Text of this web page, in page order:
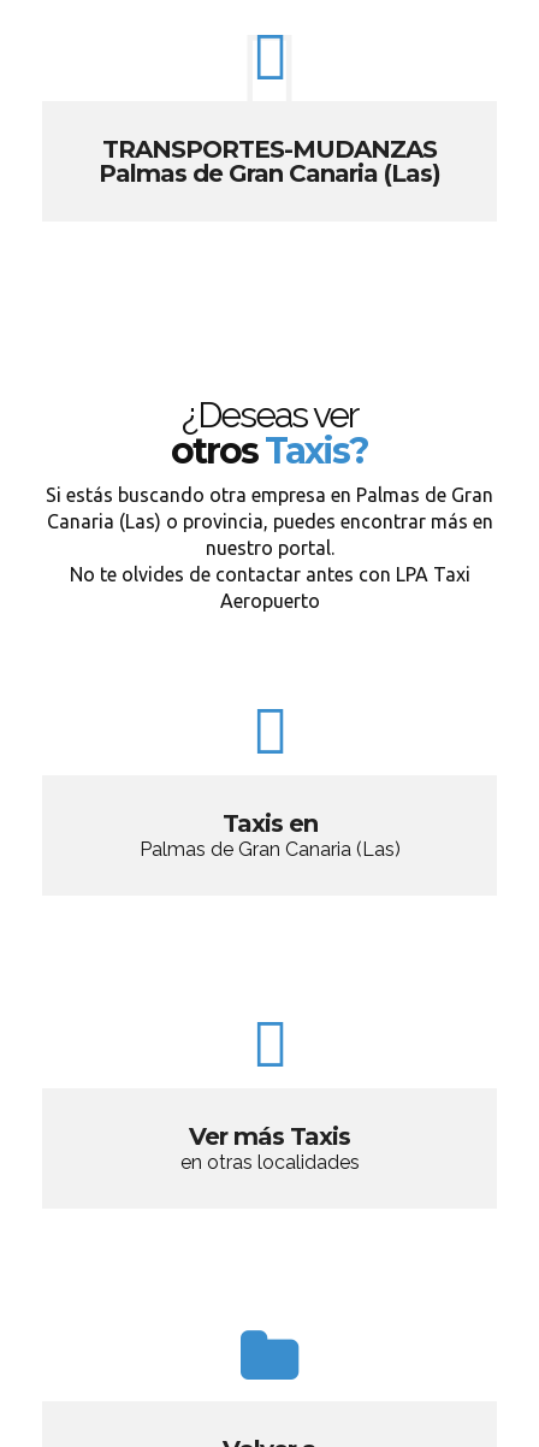
TRANSPORTES-MUDANZAS
Palmas de Gran Canaria (Las)
¿Deseas ver
otrosTaxis?
Si estás buscando otra empresa en Palmas de Gran
Canaria (Las) o provincia, puedes encontrar más en
nuestro portal.
No te olvides de contactar antes con LPA Taxi
Aeropuerto
Taxis en
Palmas de Gran Canaria (Las)
Ver más Taxis
en otras localidades